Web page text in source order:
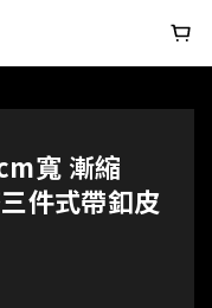
寬 漸縮
件式帶釦皮